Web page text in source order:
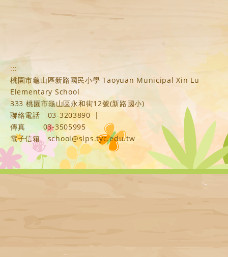
:::
桃園市龜山區新路國民小學 Taoyuan Municipal Xin Lu
Elementary School
333 桃園市龜山區永和街12號(新路國小)
聯絡電話
03-3203890
|
傳真
03-3505995
電子信箱
school@slps.tyc.edu.tw